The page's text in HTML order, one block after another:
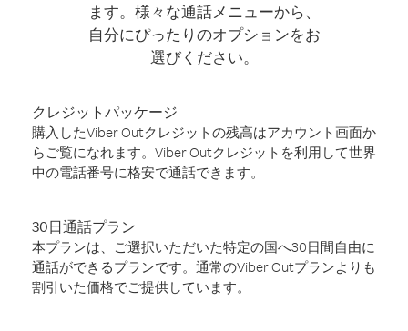
ます。様々な通話メニューから、
自分にぴったりのオプションをお
選びください。
クレジットパッケージ
購入したViber Outクレジットの残高はアカウント画面か
らご覧になれます。Viber Outクレジットを利用して世界
中の電話番号に格安で通話できます。
30日通話プラン
本プランは、ご選択いただいた特定の国へ30日間自由に
通話ができるプランです。通常のViber Outプランよりも
割引いた価格でご提供しています。